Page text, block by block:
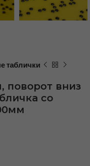
таблички
поворот вниз
со